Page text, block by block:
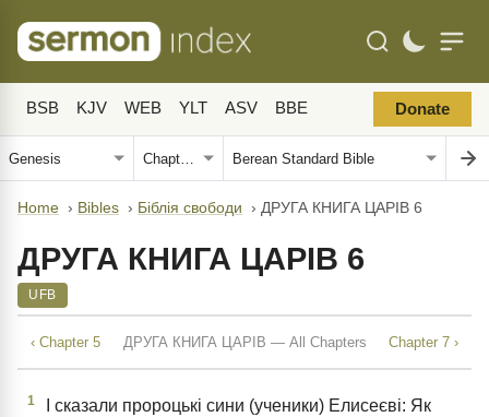
BSB KJV WEB YLT ASV BBE Donate
Home › Bibles › Біблія свободи › ДРУГА КНИГА ЦАРІВ 6
ДРУГА КНИГА ЦАРІВ 6
UFB
‹ Chapter 5 ДРУГА КНИГА ЦАРІВ — All Chapters Chapter 7 ›
1
І сказали пророцькі сини (ученики) Елисеєві: Як